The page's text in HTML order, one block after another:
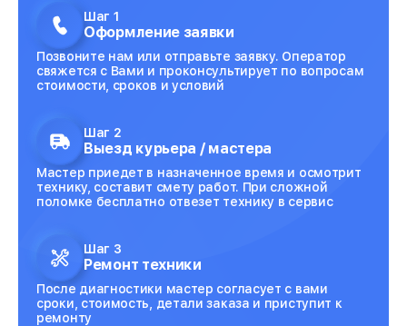
Шаг 1
Оформление заявки
Позвоните нам или отправьте заявку. Оператор
свяжется с Вами и проконсультирует по вопросам
стоимости, сроков и условий
Шаг 2
Выезд курьера / мастера
Мастер приедет в назначенное время и осмотрит
технику, составит смету работ. При сложной
поломке бесплатно отвезет технику в сервис
Шаг 3
Ремонт техники
После диагностики мастер согласует с вами
сроки, стоимость, детали заказа и приступит к
ремонту